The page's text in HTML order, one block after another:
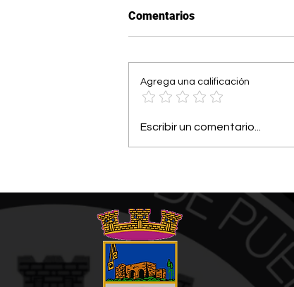
Alcalde de Arroyo participa
Comentarios
Agrega una calificación
Escribir un comentario...